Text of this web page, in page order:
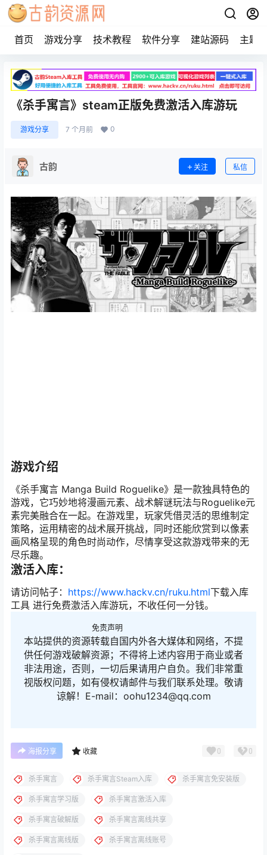
首页 游戏分享 技术教程 软件分享 建站源码 主题
《杀手寓言》steam正版免费激活入库游玩
游戏分享 7 个月前 0
古韵 关注 私信
游戏介绍
《杀手寓言 Manga Build Roguelike》是一款独具特色的
游戏，它巧妙地将漫画元素、战术解谜玩法与Roguelike元
素完美融合在一起。在游戏里，玩家凭借灵活的思维制定
策略，运用精密的战术展开挑战，同时还能欣赏到以像素
画风格呈现的角色时尚动作，尽情享受这款游戏带来的无
尽乐趣。
激活入库：
请访问帖子： https://www.hackv.cn/ruku.html下载入库
工具 进行免费激活入库游玩，不收任何一分钱。
免责声明
本站提供的资源转载自国内外各大媒体和网络，不提
供任何游戏破解资源；不得将上述内容用于商业或者
非法用途，否则，一切后果请用户自负。我们非常重
视版权问题，如有侵权请邮件与我们联系处理。敬请
谅解！E-mail：oohu1234@qq.com
海报分享 收藏 0 0
杀手寓言 杀手寓言Steam入库 杀手寓言免安装版
杀手寓言学习版 杀手寓言激活入库
杀手寓言破解版 杀手寓言离线共享
杀手寓言离线版 杀手寓言离线账号